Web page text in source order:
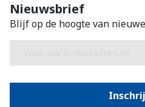
Nieuwsbrief
Blijf op de hoogte van